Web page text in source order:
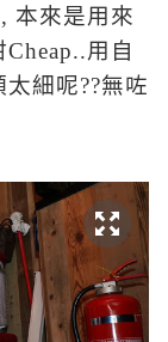
, 本來是用來
Cheap..用自
太細呢??無咗